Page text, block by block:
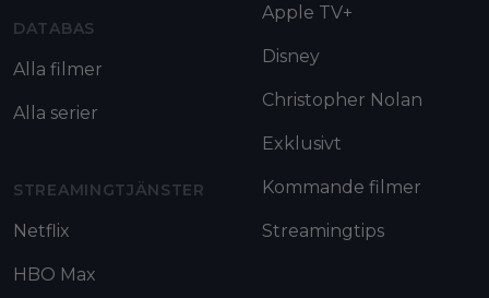
DATABAS
Alla filmer
Alla serier
STREAMINGTJÄNSTER
Netflix
HBO Max
Apple TV+
Disney
Christopher Nolan
Exklusivt
Kommande filmer
Streamingtips